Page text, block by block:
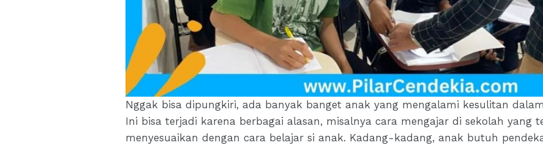
Nggak bisa dipungkiri, ada banyak banget anak yang mengalami kesulitan
Ini bisa terjadi karena berbagai alasan, misalnya cara mengajar di sekolah yang
menyesuaikan dengan cara belajar si anak. Kadang-kadang, anak butuh